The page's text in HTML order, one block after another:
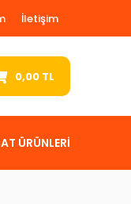
İletişim
0,00 TL
ÜRÜNLERİ